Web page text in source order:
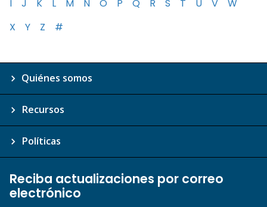
I
J K L M N O P Q R S T U V
W
X
Y Z #
Quiénes somos
Recursos
Políticas
Reciba actualizaciones por correo
electrónico